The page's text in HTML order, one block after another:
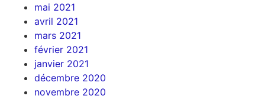
mai 2021
avril 2021
mars 2021
février 2021
janvier 2021
décembre 2020
novembre 2020